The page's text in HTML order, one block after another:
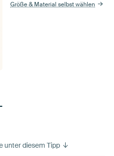
Größe & Material selbst wählen
unter diesem Tipp